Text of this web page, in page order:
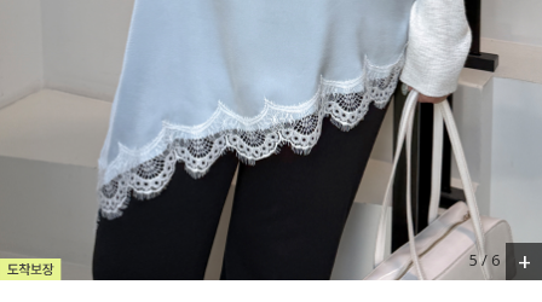
세트할인 ~30%
110사이즈
블라우스
원피스
스커트 5/ 6 +